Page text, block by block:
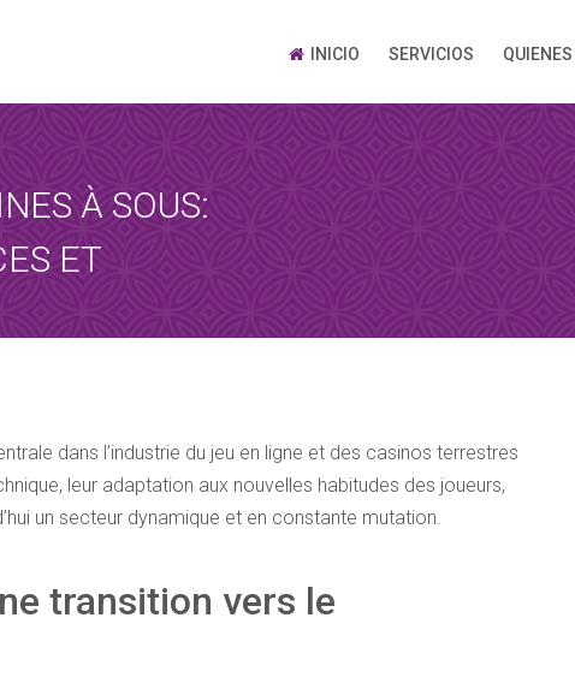
INICIO SERVICIOS
À SOUS:
ET
dans l’industrie du jeu en ligne et des casinos terrestres
leur adaptation aux nouvelles habitudes des joueurs,
un secteur dynamique et en constante mutation.
transition vers le